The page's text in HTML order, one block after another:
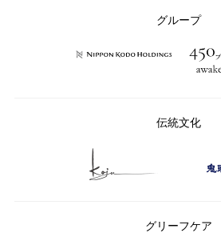
グループ
伝統文化
グリーフケア